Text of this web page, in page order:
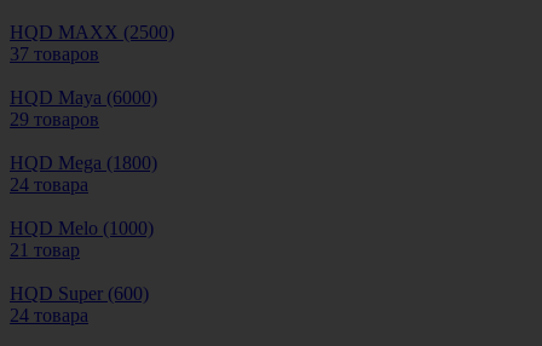
HQD MAXX (2500)
37 товаров
HQD Maya (6000)
29 товаров
HQD Mega (1800)
24 товара
HQD Melo (1000)
21 товар
HQD Super (600)
24 товара